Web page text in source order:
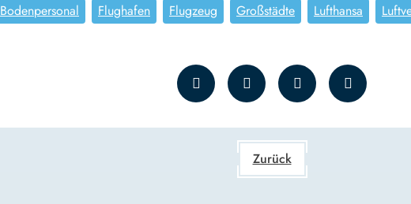
Bodenpersonal Flughafen Flugzeug Großstädte Lufthansa
Zurück